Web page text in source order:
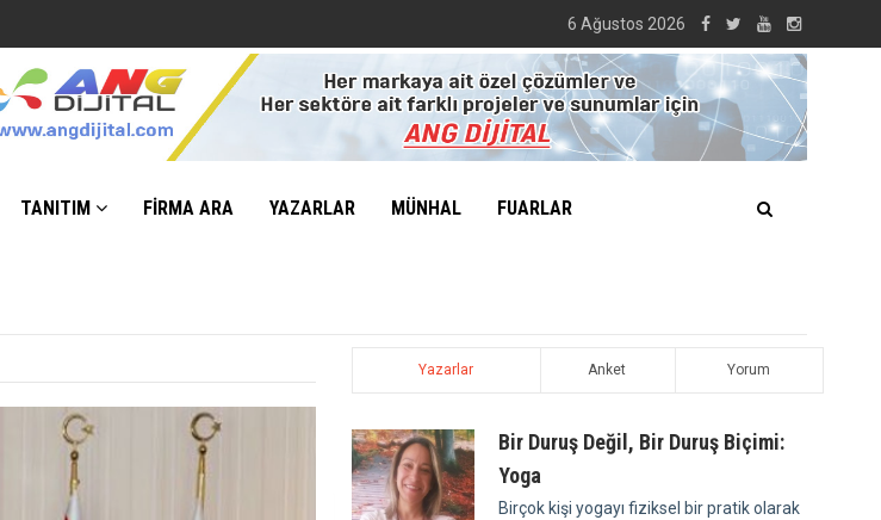
6 Ağustos 2026
TANITIM FİRMA ARA YAZARLAR MÜNHAL FUARLAR
Yazarlar Anket Yorum
Bir Duruş Değil, Bir Duruş Biçimi:
Yoga
Birçok kişi yogayı fiziksel bir pratik olarak